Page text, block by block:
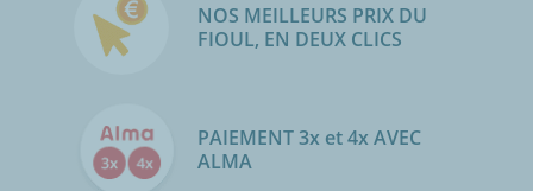
NOS MEILLEURS PRIX DU
FIOUL, EN DEUX CLICS
PAIEMENT 3x et 4x AVEC
ALMA